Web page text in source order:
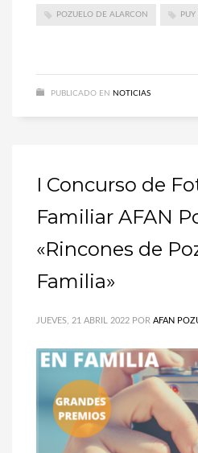
POZUELO DE ALARCON
PUBLICADO EN NOTICIAS
I Concurso de
Familiar AFAN
«Rincones de
Familia»
JUEVES, 21 ABRIL 2022 POR AFAN